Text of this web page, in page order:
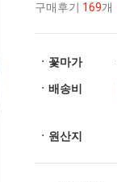
구매후기 169개
ㆍ꽃마가
ㆍ배송비
ㆍ원산지